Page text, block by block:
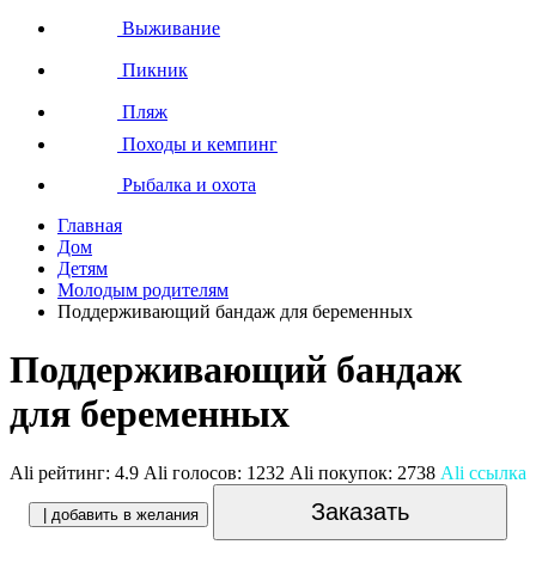
Выживание
Пикник
Пляж
Походы и кемпинг
Рыбалка и охота
Главная
Дом
Детям
Молодым родителям
Поддерживающий бандаж для беременных
Поддерживающий бандаж
для беременных
Ali рейтинг: 4.9 Ali голосов: 1232 Ali покупок: 2738 Ali ссылка
| добавить в желания Заказать